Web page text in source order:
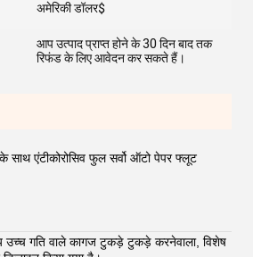
अमेरिकी डॉलर$
आप उत्पाद प्राप्त होने के 30 दिन बाद तक
रिफंड के लिए आवेदन कर सकते हैं।
साथ एंटीकोरोसिव फुल सर्वो ऑटो पेपर फ्लूट
उच्च गति वाले कागज टुकड़े टुकड़े करनेवाला, विशेष